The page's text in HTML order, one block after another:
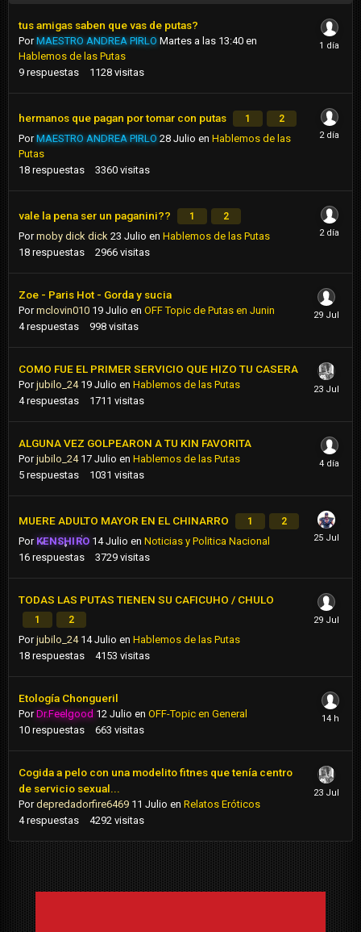
tus amigas saben que vas de putas?
PorMAESTRO ANDREA PIRLO Martes a las 13:40 en
Hablemos de las Putas
9 respuestas 1128 visitas
hermanos que pagan por tomar con putas 1 2
PorMAESTRO ANDREA PIRLO 28 Julio en Hablemos de las
Putas
18 respuestas 3360 visitas
vale la pena ser un paganini?? 1 2
Pormoby dick dick 23 Julio en Hablemos de las Putas
18 respuestas 2966 visitas
Zoe - Paris Hot - Gorda y sucia
Pormclovin010 19 Julio en OFF Topic de Putas en Junin
4 respuestas 998 visitas
COMO FUE EL PRIMER SERVICIO QUE HIZO TU CASERA
Porjubilo_24 19 Julio en Hablemos de las Putas
4 respuestas 1711 visitas
ALGUNA VEZ GOLPEARON A TU KIN FAVORITA
Porjubilo_24 17 Julio en Hablemos de las Putas
5 respuestas 1031 visitas
MUERE ADULTO MAYOR EN EL CHINARRO 1 2
Por KENSHIRO 14 Julio enNoticias y Politica Nacional
16 respuestas 3729 visitas
TODAS LAS PUTAS TIENEN SU CAFICUHO / CHULO
1 2
Porjubilo_24 14 Julio en Hablemos de las Putas
18 respuestas 4153 visitas
Etología Chongueril
PorDr.Feelgood 12 Julio en OFF-Topic en General
10 respuestas 663 visitas
Cogida a pelo con una modelito fitnes que tenía centro
de servicio sexual...
Pordepredadorfire6469 11 Julio en Relatos Eróticos
4 respuestas 4292 visitas